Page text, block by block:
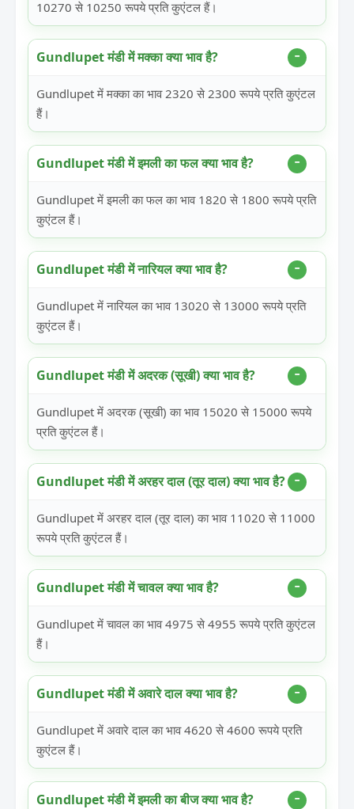
10270 से 10250 रूपये प्रति कुएंटल हैं।
Gundlupet मंडी में मक्का क्या भाव है?
Gundlupet में मक्का का भाव 2320 से 2300 रूपये प्रति कुएंटल
हैं।
Gundlupet मंडी में इमली का फल क्या भाव है?
Gundlupet में इमली का फल का भाव 1820 से 1800 रूपये प्रति
कुएंटल हैं।
Gundlupet मंडी में नारियल क्या भाव है?
Gundlupet में नारियल का भाव 13020 से 13000 रूपये प्रति
कुएंटल हैं।
Gundlupet मंडी में अदरक (सूखी) क्या भाव है?
Gundlupet में अदरक (सूखी) का भाव 15020 से 15000 रूपये
प्रति कुएंटल हैं।
Gundlupet मंडी में अरहर दाल (तूर दाल) क्या भाव है?
Gundlupet में अरहर दाल (तूर दाल) का भाव 11020 से 11000
रूपये प्रति कुएंटल हैं।
Gundlupet मंडी में चावल क्या भाव है?
Gundlupet में चावल का भाव 4975 से 4955 रूपये प्रति कुएंटल
हैं।
Gundlupet मंडी में अवारे दाल क्या भाव है?
Gundlupet में अवारे दाल का भाव 4620 से 4600 रूपये प्रति
कुएंटल हैं।
Gundlupet मंडी में इमली का बीज क्या भाव है?